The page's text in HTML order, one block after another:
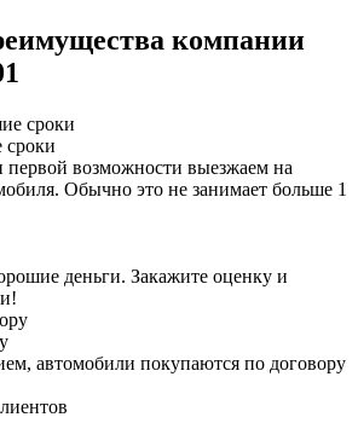
компании
возможности выезжаем на
Обычно это не занимает больше 1
деньги. Закажите оценку и
автомобили покупаются по договору